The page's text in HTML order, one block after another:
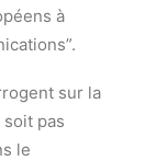
à
sur la
pas
le